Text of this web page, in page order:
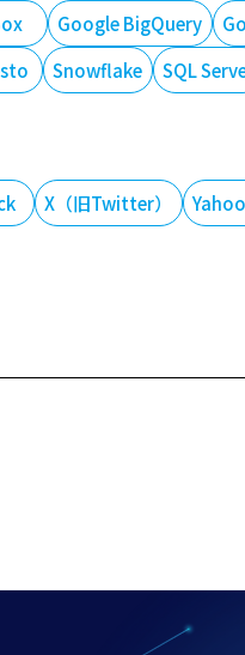
Google BigQuery
Snowflake SQL
X（旧Twitter）